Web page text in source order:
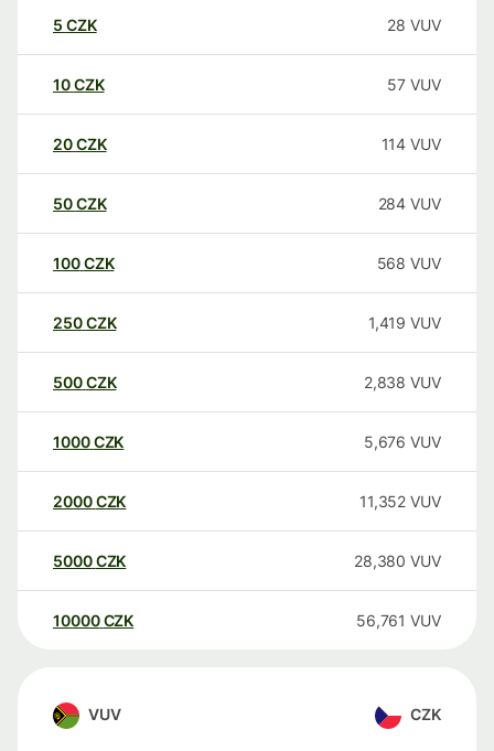
5 CZK 28 VUV
10CZK 57 VUV
20CZK 114 VUV
50CZK 284 VUV
100CZK 568 VUV
250CZK 1,419 VUV
500CZK 2,838 VUV
1000CZK 5,676 VUV
2000CZK 11,352 VUV
5000CZK 28,380 VUV
10000 CZK 56,761 VUV
VUV CZK